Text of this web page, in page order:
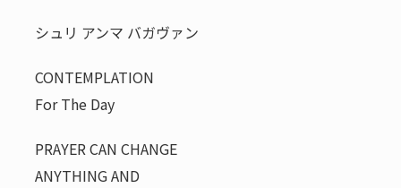
シュリ アンマ バガヴァン
CONTEMPLATION
For The Day
PRAYER CAN CHANGE
ANYTHING AND